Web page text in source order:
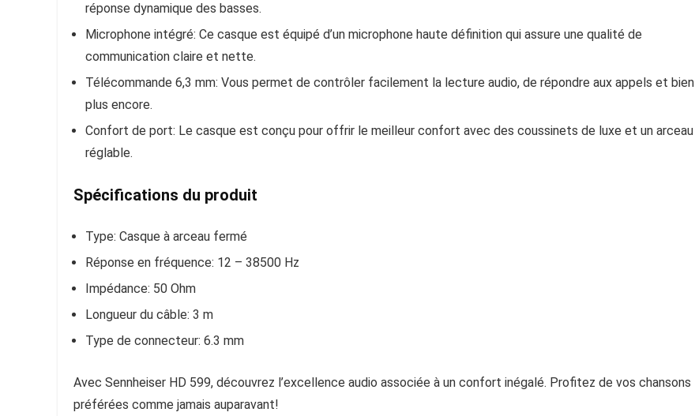
réponse dynamique des basses.
Microphone intégré: Ce casque est équipé d’un microphone haute définition qui assure une qualité de
communication claire et nette.
Télécommande 6,3 mm: Vous permet de contrôler facilement la lecture audio, de répondre aux appels et bien
plus encore.
Confort de port: Le casque est conçu pour offrir le meilleur confort avec des coussinets de luxe et un arceau
réglable.
Spécifications du produit
Type: Casque à arceau fermé
Réponse en fréquence: 12 – 38500 Hz
Impédance: 50 Ohm
Longueur du câble: 3 m
Type de connecteur: 6.3 mm
Avec Sennheiser HD 599, découvrez l’excellence audio associée à un confort inégalé. Profitez de vos chansons
préférées comme jamais auparavant!